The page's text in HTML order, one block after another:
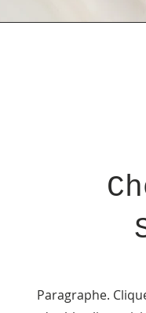
Paragraphe.